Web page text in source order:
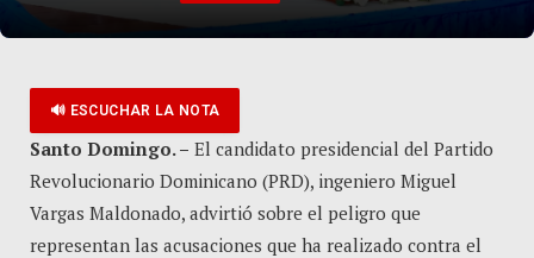
🔊 ESCUCHAR LA NOTA
Santo Domingo. – El candidato presidencial del Partido
Revolucionario Dominicano (PRD), ingeniero Miguel
Vargas Maldonado, advirtió sobre el peligro que
representan las acusaciones que ha realizado contra el